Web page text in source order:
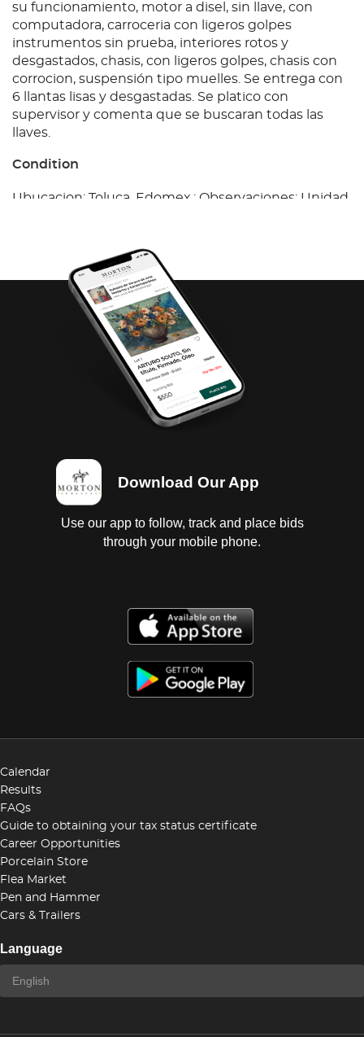
su funcionamiento, motor a disel, sin llave, con
computadora, carroceria con ligeros golpes
instrumentos sin prueba, interiores rotos y
desgastados, chasis, con ligeros golpes, chasis con
corrocion, suspensión tipo muelles. Se entrega con
6 llantas lisas y desgastadas. Se platico con
supervisor y comenta que se buscaran todas las
llaves.
Condition
Ubucacion: Toluca, Edomex.; Observaciones: Unidad
computadora, carroceria con ligeros golpes
instrumentos sin prueba, interiores rotos y
desgastados, chasis, con ligeros golpes, chasis con
corrocion, suspensión tipo muelles. Se entrega con
6 llantas lisas y desgastadas. Se platico con
supervisor y comenta que se buscaran todas las
Download Our App
Use our app to follow, track and place bids
through your mobile phone.
Calendar
Results
FAQs
Guide to obtaining your tax status certificate
Career Opportunities
Porcelain Store
Flea Market
Pen and Hammer
Cars & Trailers
Language